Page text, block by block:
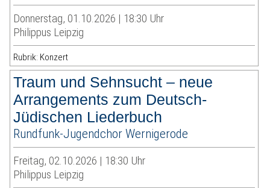
Donnerstag, 01.10.2026 | 18:30 Uhr
Philippus Leipzig
Rubrik: Konzert
Traum und Sehnsucht – neue
Arrangements zum Deutsch-
Jüdischen Liederbuch
Rundfunk-Jugendchor Wernigerode
Freitag, 02.10.2026 | 18:30 Uhr
Philippus Leipzig